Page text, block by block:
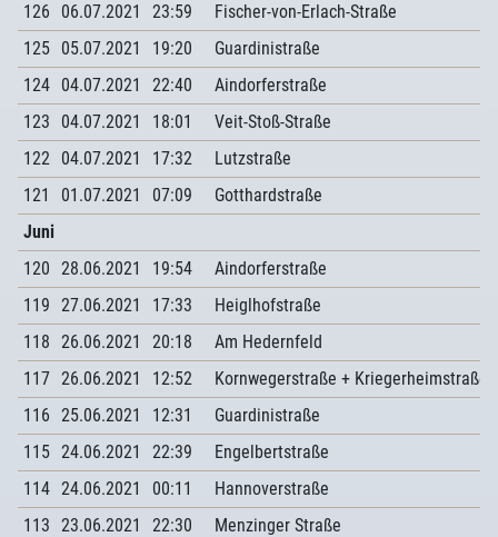
126
06.07.2021 23:59
Fischer-von-Erlach-Straße
125 05.07.2021 19:20
Guardinistraße
124 04.07.2021 22:40
Aindorferstraße
123
04.07.2021 18:01
Veit-Stoß-Straße
122 04.07.2021 17:32
Lutzstraße
121
01.07.2021 07:09
Gotthardstraße
Juni
120
28.06.2021 19:54
Aindorferstraße
119
27.06.2021 17:33
Heiglhofstraße
118
26.06.2021 20:18
Am Hedernfeld
117 26.06.2021 12:52
Kornwegerstraße + Kriegerheimstraße
116
25.06.2021 12:31
Guardinistraße
115 24.06.2021 22:39
Engelbertstraße
114 24.06.2021 00:11
Hannoverstraße
113
23.06.2021 22:30
Menzinger Straße